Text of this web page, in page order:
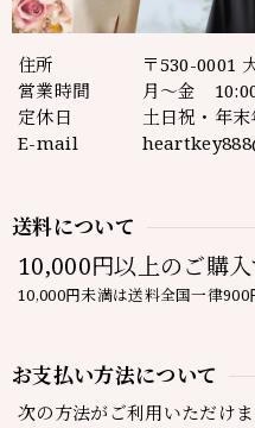
住所
〒530-0001
営業時間
月～金
定休日
土日祝・年
E-mail
送料について
10,000円以上のご購
10,000円未満は送料全国一律900
お支払い方法について
次の方法がご利用いただけま